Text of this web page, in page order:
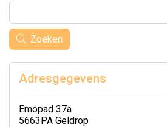
Zoeken
Adresgegevens
Emopad 37a
5663PA Geldrop